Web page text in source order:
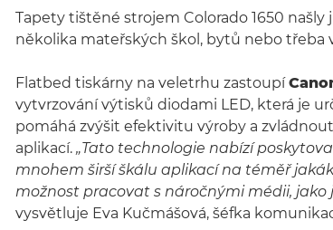
Tapety tištěné strojem Colorado 1650
několika mateřských škol, bytů nebo třeba
Flatbed tiskárny na veletrhu zastoupí
vytvrzování výtisků diodami LED, která je
pomáhá zvýšit efektivitu výroby a
aplikací. „Tato technologie nabízí
mnohem širší škálu aplikací na téměř
možnost pracovat s náročnými médii, jako
vysvětluje Eva Kučmášová, šéfka